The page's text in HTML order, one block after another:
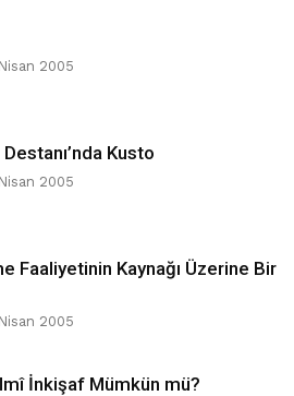
2005
Destanı’nda Kusto
2005
Faaliyetinin Kaynağı Üzerine Bir
2005
İnkişaf Mümkün mü?